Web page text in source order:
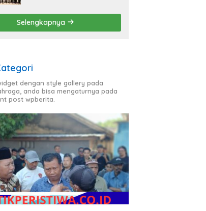
Kondusivitas Proyek
Selengkapnya
dengan style gallery pada
anda bisa mengaturnya pada
post wpberita.